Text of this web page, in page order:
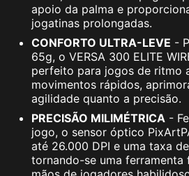
apoio da palma e
jogatinas prolongadas.
CONFORTO ULTRA-LEVE -
65g, o VERSA 300 ELITE
perfeito para jogos de ritmo
movimentos rápidos,
agilidade quanto a precisão.
PRECISÃO MILIMÉTRICA -
jogo, o sensor óptico
até 26.000 DPI e uma taxa
tornando-se uma ferramenta